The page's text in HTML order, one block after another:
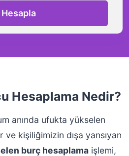
Hesapla
Hesaplama Nedir?
anında ufukta yükselen
ve kişiliğimizin dışa yansıyan
burç hesaplamaişlemi,